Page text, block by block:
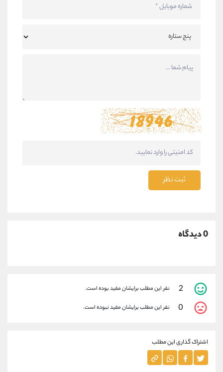
ثبت نظر
0 دیدگاه
2 نفر این مطلب برایشان مفید بوده است.
0 نفر این مطلب برایشان مفید نبوده است.
اشتراک گذاری این مطلب